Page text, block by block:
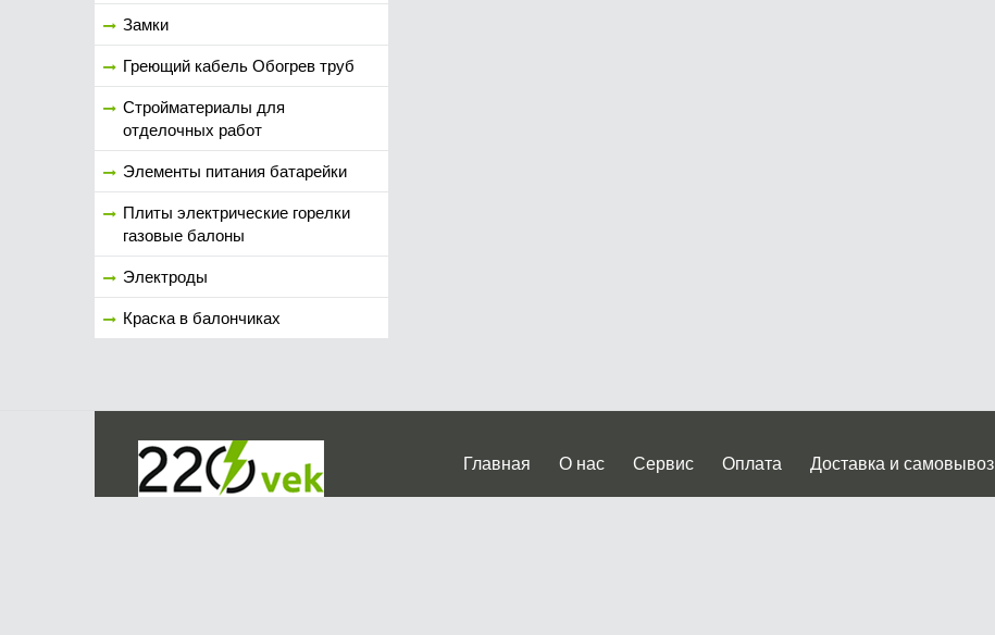
Замки
Греющий кабель Обогрев труб
Стройматериалы для
отделочных работ
Элементы питания батарейки
Плиты электрические горелки
газовые балоны
Электроды
Краска в балончиках
Главная О нас Сервис Оплата Доставка и самовывоз